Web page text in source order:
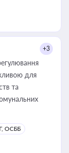
+3
для
та
ОСББ